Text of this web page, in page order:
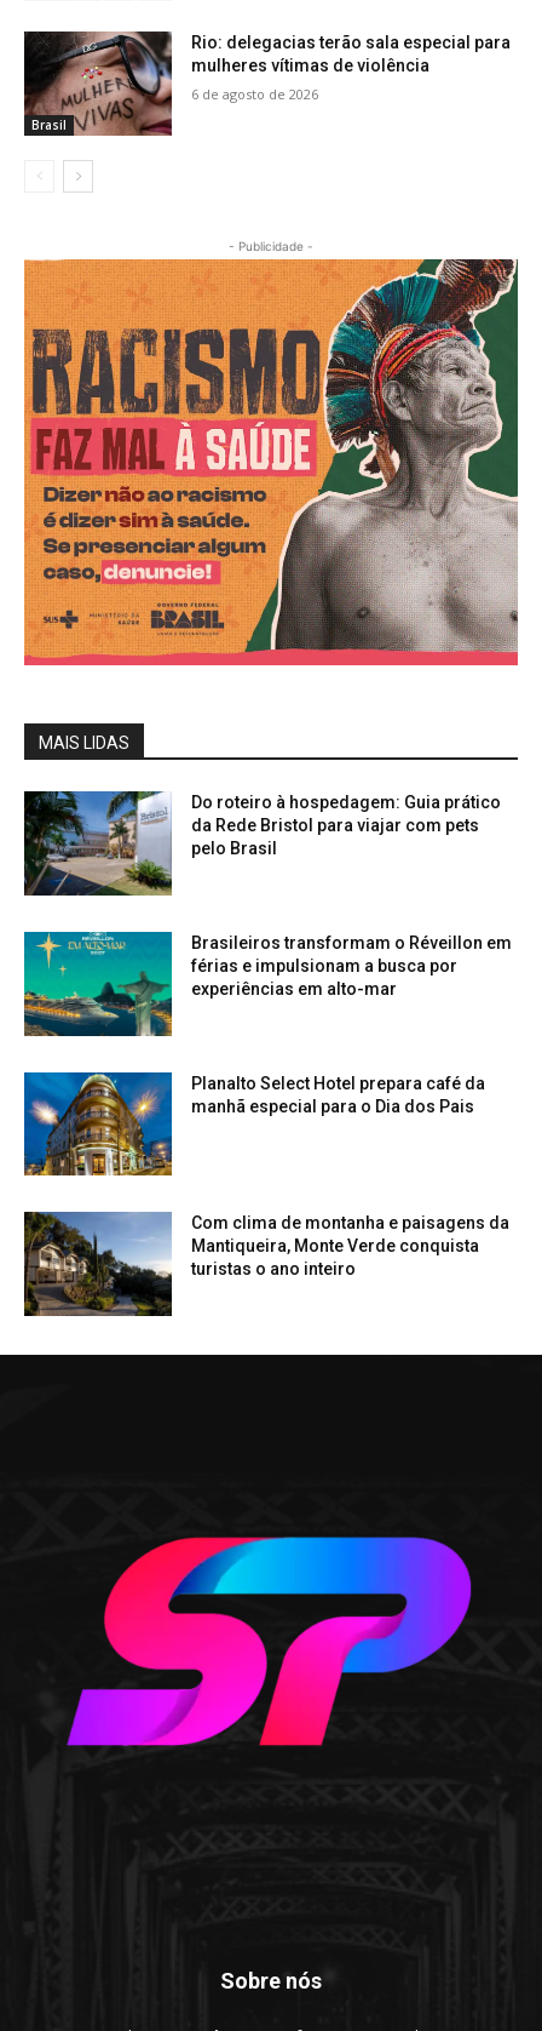
Brasil
Rio: delegacias terão sala especial para
mulheres vítimas de violência
6 de agosto de 2026
- Publicidade -
MAIS LIDAS
Do roteiro à hospedagem: Guia prático
da Rede Bristol para viajar com pets
pelo Brasil
Brasileiros transformam o Réveillon em
férias e impulsionam a busca por
experiências em alto-mar
Planalto Select Hotel prepara café da
manhã especial para o Dia dos Pais
Com clima de montanha e paisagens da
Mantiqueira, Monte Verde conquista
turistas o ano inteiro
Sobre nós